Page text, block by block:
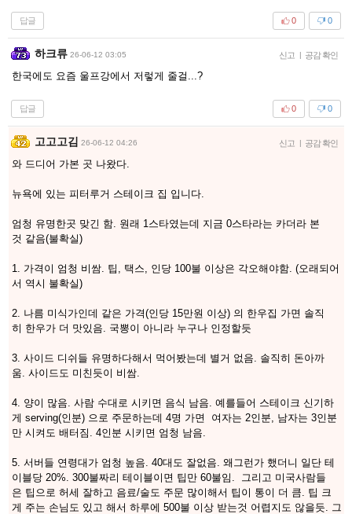
답글 0
0
하크류 26-06-12 03:05 신고 | 공감 확인
한국에도 요즘 울프강에서 저렇게 줄걸...?
답글 0
0
고고고김 26-06-12 04:26 신고 | 공감 확인
와 드디어 가본 곳 나왔다.
뉴욕에 있는 피터루거 스테이크 집 입니다.
엄청 유명한곳 맞긴 함. 원래 1스타였는데 지금 0스타라는 카더라 본
것 같음(불확실)
1. 가격이 엄청 비쌈. 팁, 택스, 인당 100불 이상은 각오해야함. (오래되어
서 역시 불확실)
2. 나름 미식가인데 같은 가격(인당 15만원 이상) 의 한우집 가면 솔직
히 한우가 더 맛있음. 국뽕이 아니라 누구나 인정할듯
3. 사이드 디쉬들 유명하다해서 먹어봤는데 별거 없음. 솔직히 돈아까
움. 사이드도 미친듯이 비쌈.
4. 양이 많음. 사람 수대로 시키면 음식 남음. 예를들어 스테이크 신기하
게 serving(인분) 으로 주문하는데 4명 가면 여자는 2인분, 남자는 3인분
만 시켜도 배터짐. 4인분 시키면 엄청 남음.
5. 서버들 연령대가 엄청 높음. 40대도 잘없음. 왜그런가 했더니 일단 테
이블당 20%. 300불짜리 테이블이면 팁만 60불임. 그리고 미국사람들
은 팁으로 허세 잘하고 음료/술도 주문 많이해서 팁이 통이 더 큼. 팁 크
게 주는 손님도 있고 해서 하루에 500불 이상 받는것 어렵지도 않을듯. 그